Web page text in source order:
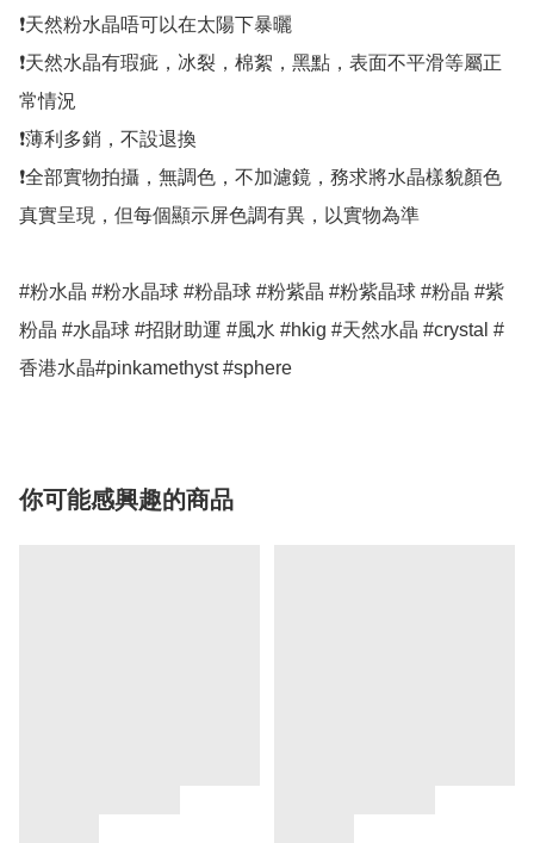
❗天然粉水晶唔可以在太陽下暴曬
❗天然水晶有瑕疵，冰裂，棉絮，黑點，表面不平滑等屬正
常情況
❗薄利多銷，不設退換
❗全部實物拍攝，無調色，不加濾鏡，務求將水晶樣貌顏色
真實呈現，但每個顯示屏色調有異，以實物為準
#粉水晶 #粉水晶球 #粉晶球 #粉紫晶 #粉紫晶球 #粉晶 #紫
粉晶 #水晶球 #招財助運 #風水 #hkig #天然水晶 #crystal #
香港水晶#pinkamethyst #sphere
你可能感興趣的商品